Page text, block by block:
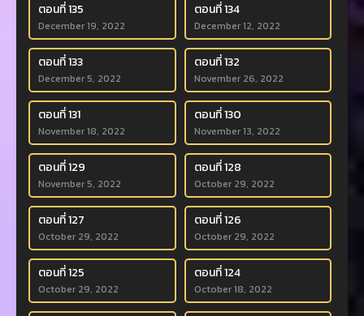
ตอนที่ 135
December 19, 2022
ตอนที่ 134
December 12, 2022
ตอนที่ 133
December 5, 2022
ตอนที่ 132
November 26, 2022
ตอนที่ 131
November 18, 2022
ตอนที่ 130
November 13, 2022
ตอนที่ 129
November 5, 2022
ตอนที่ 128
October 29, 2022
ตอนที่ 127
October 29, 2022
ตอนที่ 126
October 29, 2022
ตอนที่ 125
October 29, 2022
ตอนที่ 124
October 18, 2022